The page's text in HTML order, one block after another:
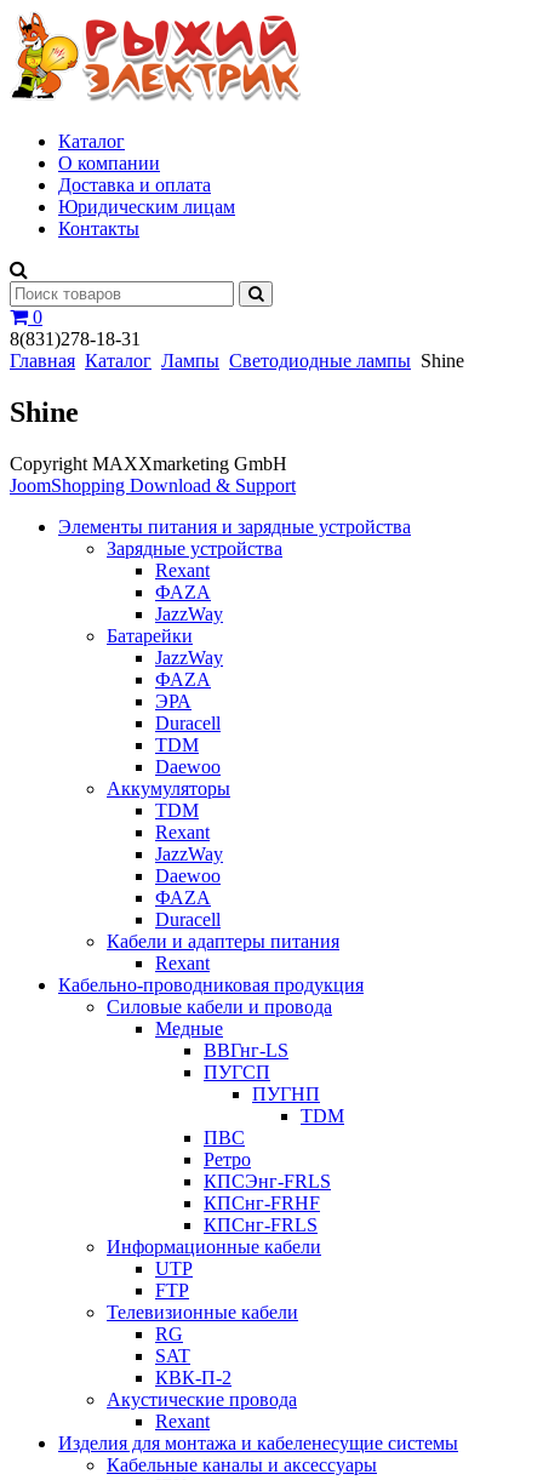
Каталог
О компании
Доставка и оплата
Юридическим лицам
Контакты
0
8(831)278-18-31
Главная Каталог Лампы Светодиодные лампы Shine
Shine
Copyright MAXXmarketing GmbH
JoomShopping Download & Support
Элементы питания и зарядные устройства
Зарядные устройства
Rexant
ФАZА
JazzWay
Батарейки
JazzWay
ФАZА
ЭРА
Duracell
TDM
Daewoo
Аккумуляторы
TDM
Rexant
JazzWay
Daewoo
ФАZА
Duracell
Кабели и адаптеры питания
Rexant
Кабельно-проводниковая продукция
Силовые кабели и провода
Медные
ВВГнг-LS
ПУГСП
ПУГНП
TDM
ПВС
Ретро
КПСЭнг-FRLS
КПСнг-FRHF
КПСнг-FRLS
Информационные кабели
UTP
FTP
Телевизионные кабели
RG
SAT
КВК-П-2
Акустические провода
Rexant
Изделия для монтажа и кабеленесущие системы
Кабельные каналы и аксессуары